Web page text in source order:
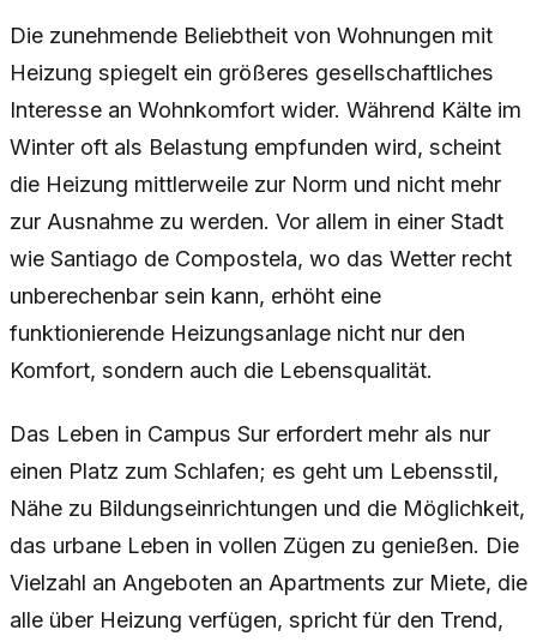
Die zunehmende Beliebtheit von Wohnungen mit
Heizung spiegelt ein größeres gesellschaftliches
Interesse an Wohnkomfort wider. Während Kälte im
Winter oft als Belastung empfunden wird, scheint
die Heizung mittlerweile zur Norm und nicht mehr
zur Ausnahme zu werden. Vor allem in einer Stadt
wie Santiago de Compostela, wo das Wetter recht
unberechenbar sein kann, erhöht eine
funktionierende Heizungsanlage nicht nur den
Komfort, sondern auch die Lebensqualität.
Das Leben in Campus Sur erfordert mehr als nur
einen Platz zum Schlafen; es geht um Lebensstil,
Nähe zu Bildungseinrichtungen und die Möglichkeit,
das urbane Leben in vollen Zügen zu genießen. Die
Vielzahl an Angeboten an Apartments zur Miete, die
alle über Heizung verfügen, spricht für den Trend,